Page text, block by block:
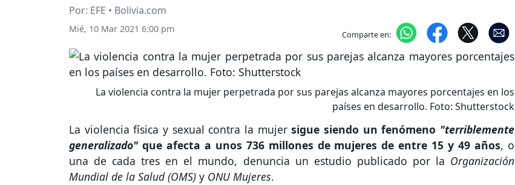
Por: EFE • Bolivia.com
Mié, 10 Mar 2021 6:00 pm Comparte en:
La violencia contra la mujer perpetrada por sus parejas alcanza mayores porcentajes en los
países en desarrollo. Foto: Shutterstock
La violencia física y sexual contra la mujersigue siendo un fenómeno "terriblemente
generalizado" que afecta a unos 736 millones de mujeres de entre 15 y 49 años, o
una de cada tres en el mundo, denuncia un estudio publicado por la Organización
Mundial de la Salud (OMS) y ONU Mujeres.